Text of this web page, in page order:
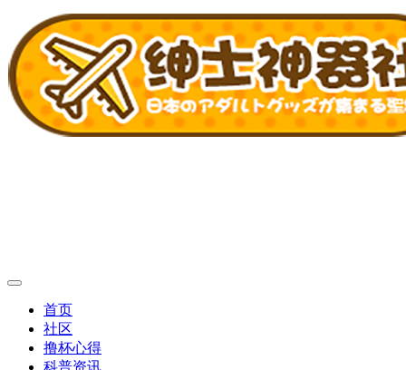
首页
社区
撸杯心得
科普资讯